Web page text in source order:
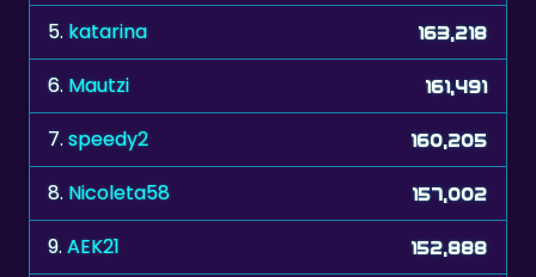
6. Mautzi 161,491
7. speedy2 160,205
8. Nicoleta58 157,002
9. AEK21 152,888
10.stvn 151,745